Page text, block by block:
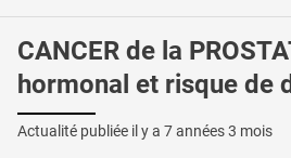
CANCER de la
hormonal et risque de
Actualité publiée il y a 7 années 3 mois